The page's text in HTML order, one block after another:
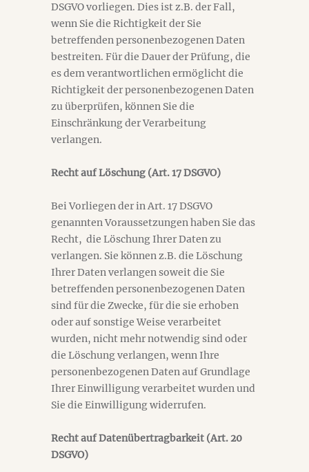
DSGVO vorliegen. Dies ist z.B. der Fall,
wenn Sie die Richtigkeit der Sie
betreffenden personenbezogenen Daten
bestreiten. Für die Dauer der Prüfung, die
es dem verantwortlichen ermöglicht die
Richtigkeit der personenbezogenen Daten
zu überprüfen, können Sie die
Einschränkung der Verarbeitung
verlangen.
Recht auf Löschung (Art. 17 DSGVO)
Bei Vorliegen der in Art. 17 DSGVO
genannten Voraussetzungen haben Sie das
Recht, die Löschung Ihrer Daten zu
verlangen. Sie können z.B. die Löschung
Ihrer Daten verlangen soweit die Sie
betreffenden personenbezogenen Daten
sind für die Zwecke, für die sie erhoben
oder auf sonstige Weise verarbeitet
wurden, nicht mehr notwendig sind oder
die Löschung verlangen, wenn Ihre
personenbezogenen Daten auf Grundlage
Ihrer Einwilligung verarbeitet wurden und
Sie die Einwilligung widerrufen.
Recht auf Datenübertragbarkeit (Art. 20
DSGVO)